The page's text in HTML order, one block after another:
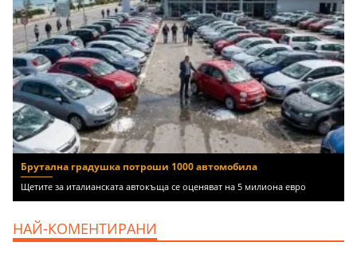
Брутална градушка потроши 1000 автомобила
Щетите за италианската автокъща се оценяват на 5 милиона евро
НАЙ-КОМЕНТИРАНИ